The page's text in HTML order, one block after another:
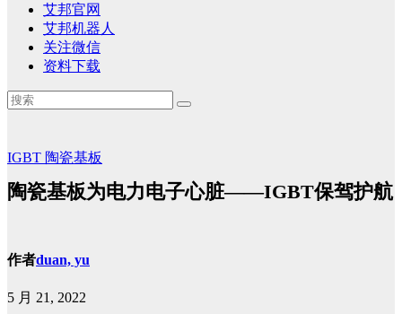
艾邦官网
艾邦机器人
关注微信
资料下载
IGBT 陶瓷基板
陶瓷基板为电力电子心脏——IGBT保驾护航
作者duan, yu
5 月 21, 2022